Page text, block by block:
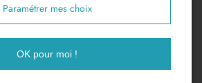
Paramétrer mes choix
OK pour moi !